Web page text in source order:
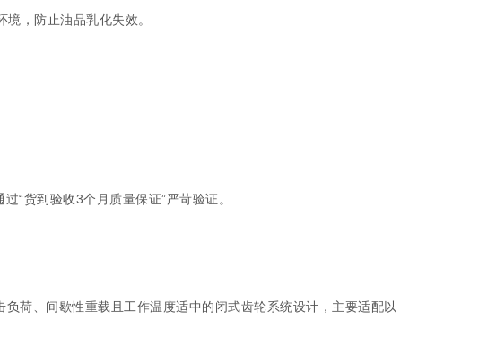
，防止油品乳化失效。
“货到验收3个月质量保证”严苛验证。
荷、间歇性重载且工作温度适中的闭式齿轮系统设计，主要适配以